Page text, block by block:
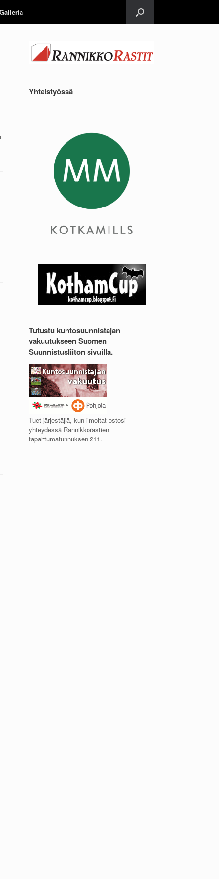
Galleria
Yhteistyössä
Tutustu kuntosuunnistajan
vakuutukseen Suomen
Suunnistusliiton sivuilla.
Tuet järjestäjiä, kun ilmoitat ostosi
yhteydessä Rannikkorastien
tapahtumatunnuksen 211.